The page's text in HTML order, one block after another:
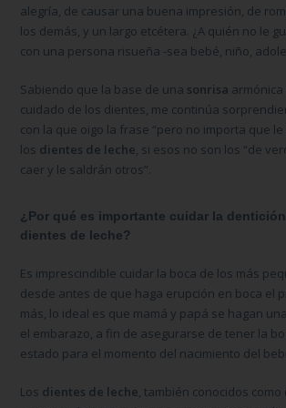
alegría, de causar una buena impresión, de
los demás, y un largo etcétera. ¿A quién no le
con una persona risueña -sea bebé, niño,
Sabiendo que la base de una sonrisa
cuidado de los dientes, me continúa
con la que oigo la frase “pero no importa que le
los dientes de leche, si esos no son los “de
caer y le saldrán otros”.
¿Por qué es importante cuidar la
dientes de leche?
Es imprescindible cuidar la boca de los más
desde antes de que haga erupción en boca el
más, lo ideal es que mamá y papá se hagan
el embarazo, a fin de asegurarse de tener la
estado para el momento del nacimiento del
Los dientes de leche, también conocidos